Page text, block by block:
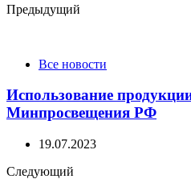
Post
Предыдущий
Все новости
Использование
Минпросвещения РФ
19.07.2023
Следующий